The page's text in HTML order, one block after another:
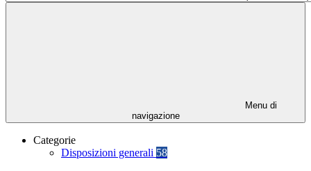
Menu di
navigazione
Categorie
Disposizioni generali 58